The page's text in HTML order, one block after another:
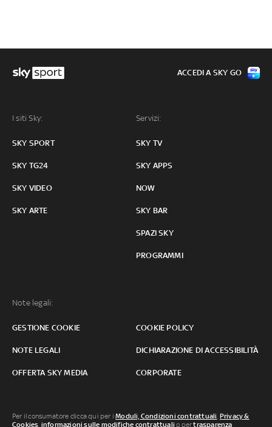
I siti Sky:
SKY SPORT
SKY TG24
SKY VIDEO
SKY ARTE
Servizi:
SKY TV
SKY APPS
NOW
SKY BAR
SPAZI SKY
PROGRAMMI
Note legali:
GESTIONE COOKIE COOKIE POLICY
NOTE LEGALI DICHIARAZIONE DI ACCESSIBILITÀ
OFFERTA SKY MEDIA CORPORATE
ACCEDI A SKY GO
Per il consumatore clicca qui per iModuli, Condizioni contrattuali, Privacy &
Cookies, informazioni sulle modifiche contrattuali o pertrasparenza